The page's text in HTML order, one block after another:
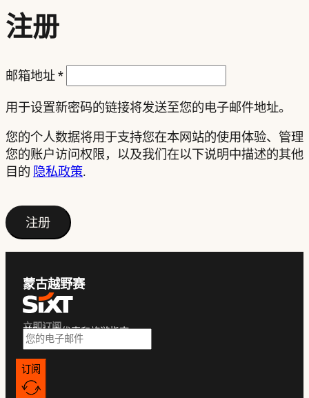
注册
邮箱地址*必
填
用于设置新密码的链接将发送至您的电子邮件地址。
您的个人数据将用于支持您在本网站的使用体验、管理
您的账户访问权限，以及我们在以下说明中描述的其他
目的 隐私政策.
注册
蒙古越野赛
立即订阅
获取独家优惠和旅游指南
订阅